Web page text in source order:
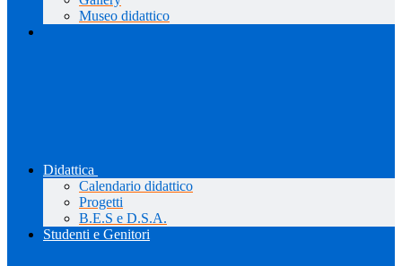
Museo didattico
Didattica
Calendario didattico
Progetti
B.E.S e D.S.A.
Studenti e Genitori